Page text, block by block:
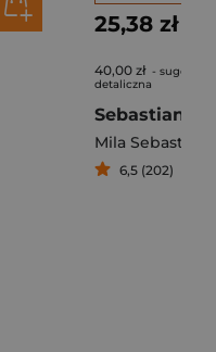
25,38 zł
40,00 zł -
detaliczna
Mila Sebastian
6,5 (202)